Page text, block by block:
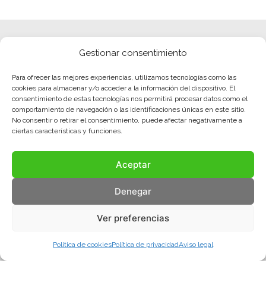
Gestionar consentimiento
Para ofrecer las mejores experiencias, utilizamos tecnologías como las
cookies para almacenar y/o acceder a la información del dispositivo. El
consentimiento de estas tecnologías nos permitirá procesar datos como el
comportamiento de navegación o las identificaciones únicas en este sitio.
No consentir o retirar el consentimiento, puede afectar negativamente a
ciertas características y funciones.
Aceptar
Denegar
Ver preferencias
Política de cookiesPolítica de privacidadAviso legal